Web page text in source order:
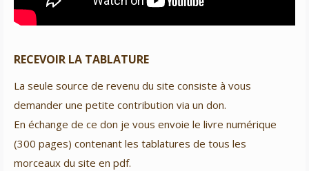
RECEVOIR LA TABLATURE
La seule source de revenu du site consiste à vous
demander une petite contribution via un don.
En échange de ce don je vous envoie le livre numérique
(300 pages) contenant les tablatures de tous les
morceaux du site en pdf.